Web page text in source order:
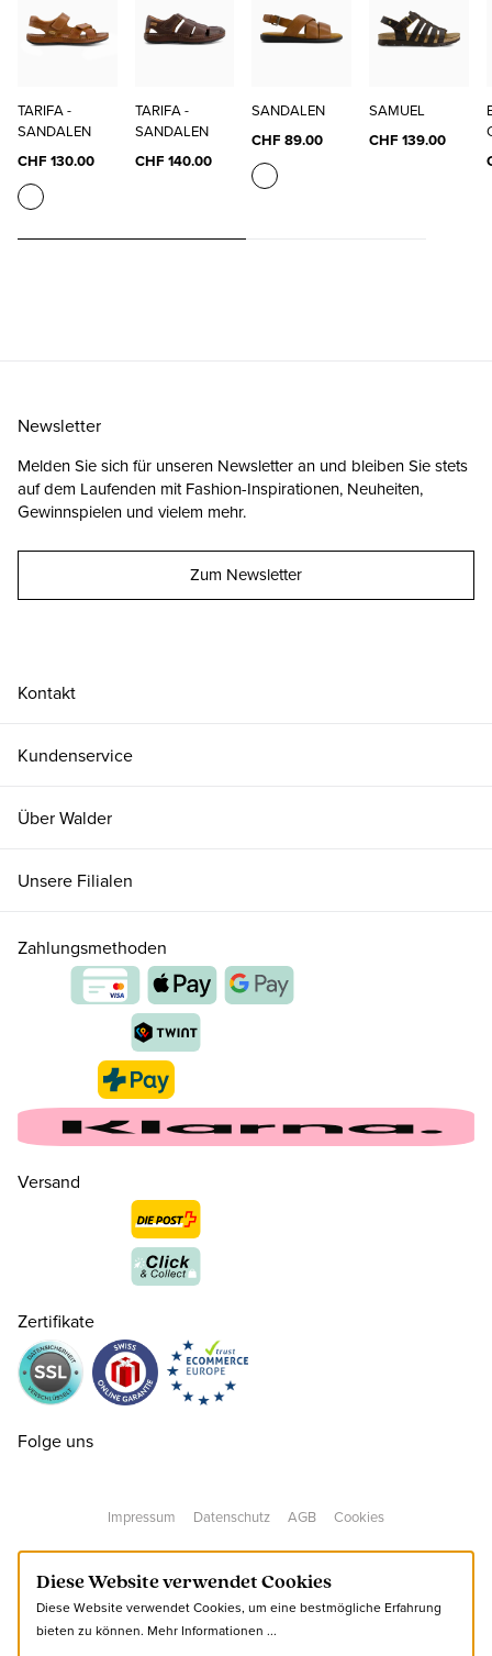
40 CHF 130.00
CHF 130.00
43 CHF 130.00 nur noch wenige verfügbar
45 CHF 130.00
TARIFA -
SANDALEN
CHF 130.00
TARIFA -
SANDALEN
CHF 140.00
SANDALEN
CHF 89.00
SAMUEL
CHF 139.00
Kontakt
Kundenservice
Über Walder
Unsere Filialen
Newsletter
Melden Sie sich für unseren Newsletter an und bleiben Sie stets
auf dem Laufenden mit Fashion-Inspirationen, Neuheiten,
Gewinnspielen und vielem mehr.
Zum Newsletter
Zahlungsmethoden
Versand
Zertifikate
Folge uns
Impressum Datenschutz AGB Cookies
Diese Website verwendet Cookies
Diese Website verwendet Cookies, um eine bestmögliche Erfahrung
bieten zu können. Mehr Informationen ...